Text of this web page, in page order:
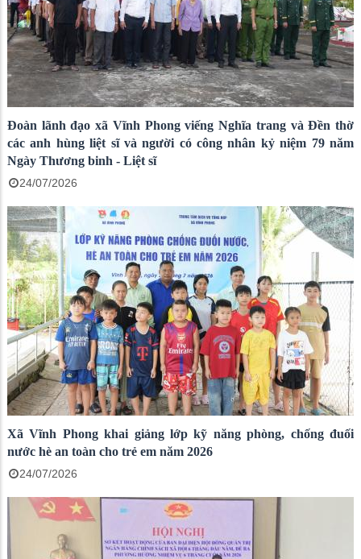
Đoàn lãnh đạo xã Vĩnh Phong viếng Nghĩa trang và Đền thờ
các anh hùng liệt sĩ và người có công nhân kỷ niệm 79 năm
Ngày Thương binh - Liệt sĩ
24/07/2026
Xã Vĩnh Phong khai giảng lớp kỹ năng phòng, chống đuối
nước hè an toàn cho trẻ em năm 2026
24/07/2026